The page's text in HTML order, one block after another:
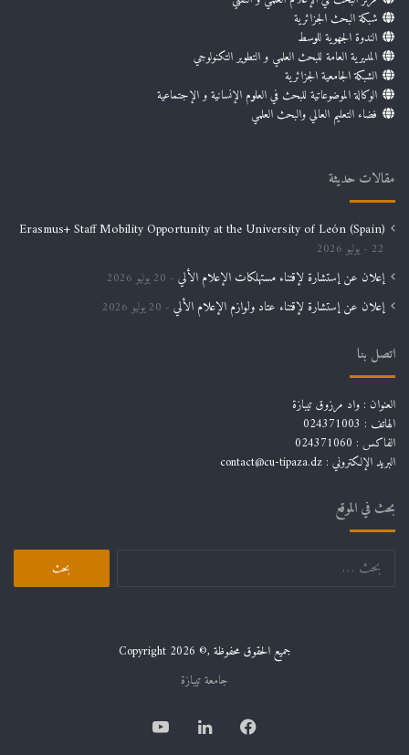
شبكة البحث الجزائرية
الندوة الجهوية للوسط
المديرية العامة للبحث العلمي و التطوير التكنولوجي
الشبكة الجامعية الجزائرية
الوكالة الموضوعاتية للبحث في العلوم الإنسانية و الإجتماعية
فضاء التعليم العالي والبحث العلمي
مقالات حديثة
Erasmus+ Staff Mobility Opportunity at the University of León (Spain)
22 يوليو 2026
إعلان عن إستشارة لإقتناء مستهلكات الإعلام الألي 20 يوليو 2026
إعلان عن إستشارة لإقتناء عتاد ولوازم الإعلام الألي 20 يوليو 2026
اتصل بنا
العنوان : واد مرزوق تيبازة
الهاتف : 024371003
الفاكس : 024371060
البريد الإلكتروني : contact@cu-tipaza.dz
بحث في الموقع
البحث
جميع الحقوق محفوظة ,© Copyright 2026
جامعة تيبازة
فيسبوكلينكدإن يوتيوب